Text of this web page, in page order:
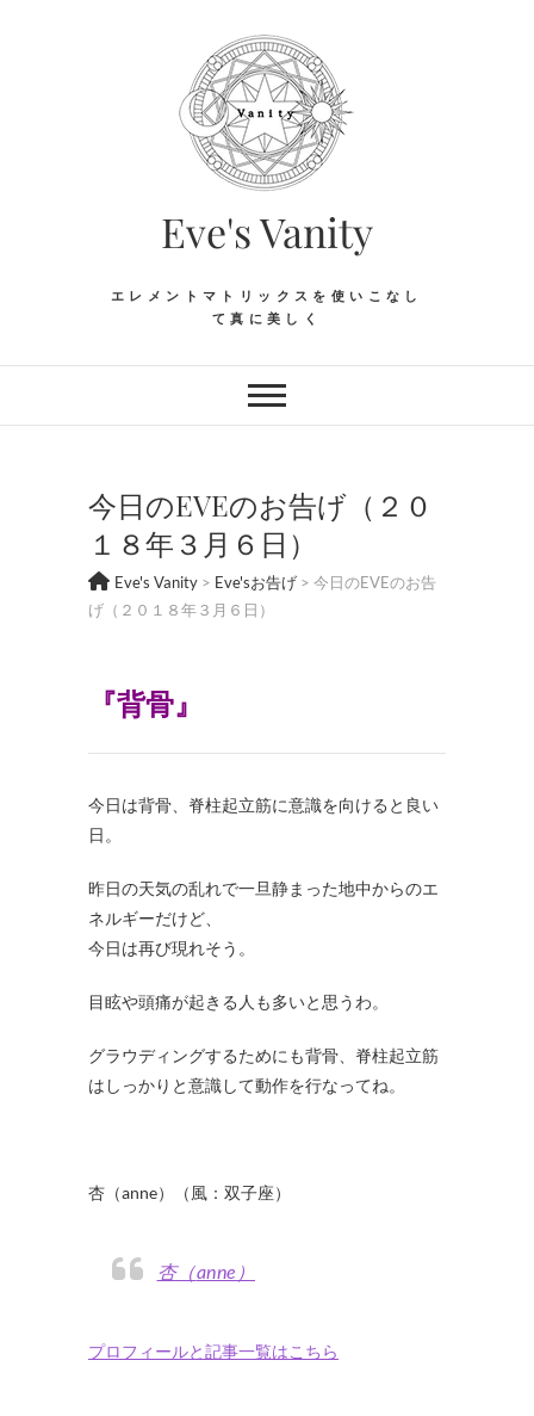
Eve's Vanity
エレメントマトリックスを使いこなし
て真に美しく
今日のEVEのお告げ（２０
１８年３月６日）
Eve's Vanity > Eve'sお告げ > 今日のEVEのお告
げ（２０１８年３月６日）
『背骨』
今日は背骨、脊柱起立筋に意識を向けると良い
日。
昨日の天気の乱れで一旦静まった地中からのエ
ネルギーだけど、
今日は再び現れそう。
目眩や頭痛が起きる人も多いと思うわ。
グラウディングするためにも背骨、脊柱起立筋
はしっかりと意識して動作を行なってね。
杏（anne）（風：双子座）
杏（anne）
プロフィールと記事一覧はこちら